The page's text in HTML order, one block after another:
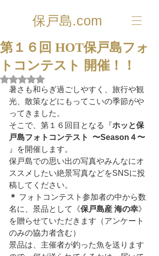
保戸島.com
第１６回 HOT保戸島フォ
トコンテスト 開催！！
5つ星のうちNaNと評価されています。
暑さも和らぎ過ごしやすく、旅行や観
光、散策などにもってこいの季節がや
ってきました。
そこで、第１６回目となる『ホッと保
戸島フォトコンテスト  〜Season４〜
』を開催します。
保戸島での思い出の写真やみんなにオ
ススメしたい絶景写真などをSNSに投
稿してください。
＊ フォトコンテスト参加者の中から数
名に、景品として《保戸島産 海の幸》
を贈らせていただきます（アンケート
のみの協力者含む）
景品は、主催者が釣った魚を送ります